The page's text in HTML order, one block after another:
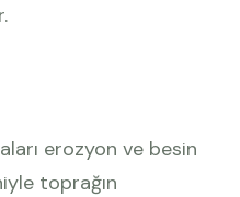
erozyon ve besin
toprağın